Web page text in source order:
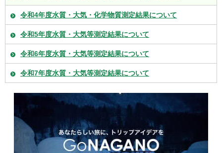
令和4年度水質・大気・化学物質測定結果について
令和5年度水質・大気等測定結果について
令和6年度水質・大気等測定結果について
令和7年度水質・大気等測定結果について